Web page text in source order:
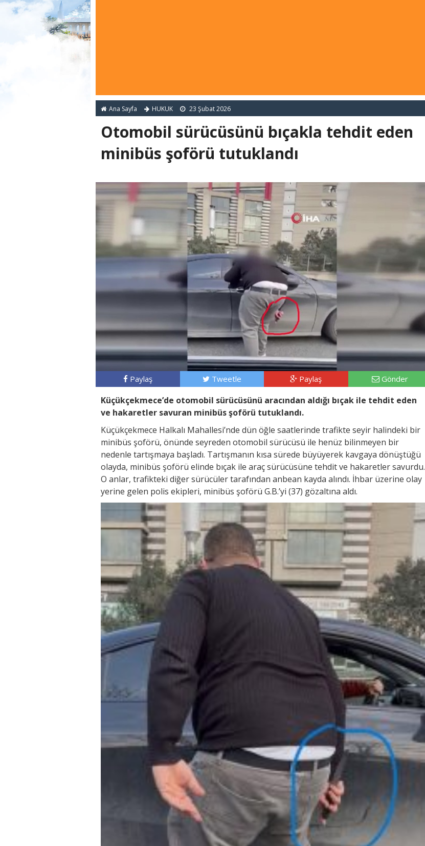
Ana Sayfa HUKUK 23 Şubat 2026
Otomobil sürücüsünü bıçakla tehdit eden
minibüs şoförü tutuklandı
Paylaş Tweetle Paylaş Gönder
Küçükçekmece’de otomobil sürücüsünü aracından aldığı bıçak ile tehdit eden
ve hakaretler savuran minibüs şoförü tutuklandı.
Küçükçekmece Halkalı Mahallesi’nde dün öğle saatlerinde trafikte seyir halindeki bir
minibüs şoförü, önünde seyreden otomobil sürücüsü ile henüz bilinmeyen bir
nedenle tartışmaya başladı. Tartışmanın kısa sürede büyüyerek kavgaya dönüştüğü
olayda, minibüs şoförü elinde bıçak ile araç sürücüsüne tehdit ve hakaretler savurdu.
O anlar, trafikteki diğer sürücüler tarafından anbean kayda alındı. İhbar üzerine olay
yerine gelen polis ekipleri, minibüs şoförü G.B.’yi (37) gözaltına aldı.